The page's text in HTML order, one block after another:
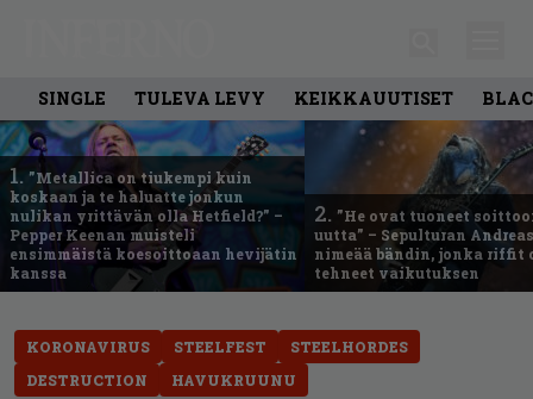
SINGLE TULEVA LEVY KEIKKAUUTISET
1. ”Metallica on tiukempi kuin
koskaan ja te haluatte jonkun
nulikan yrittävän olla Hetfield?” –
Pepper Keenan muisteli
ensimmäistä koesoittoaan hevijätin
kanssa
2. ”He ovat tuoneet
uutta” – Sepulturan
nimeää bändin, jonka riffit
tehneet vaikutuksen
KORONAVIRUS STEELFEST
STEELHORDES
DESTRUCTION
HAVUKRUUNU